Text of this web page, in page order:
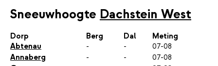
Sneeuwhoogte Dachstein West
Dorp Berg Dal
Meting
Abtenau
- -
07-08
Annaberg
- -
07-08